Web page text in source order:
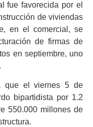
fue favorecida por el
de viviendas
en el comercial, se
de firmas de
en septiembre, uno
que el viernes 5 de
bipartidista por 1.2
550.000 millones de